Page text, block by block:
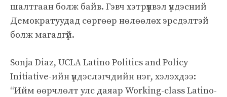
шалтгаан болж байв. Гэвч хэтрүүлвэл үндэсний
Демократуудад сөргөөр нөлөөлөх эрсдэлтэй
болж магадгүй.
Sonja Diaz, UCLA Latino Politics and Policy
Initiative-ийн үндэслэгчдийн нэг, хэлэхдээ:
“Ийм өөрчлөлт улс даяар Working-class Latino-